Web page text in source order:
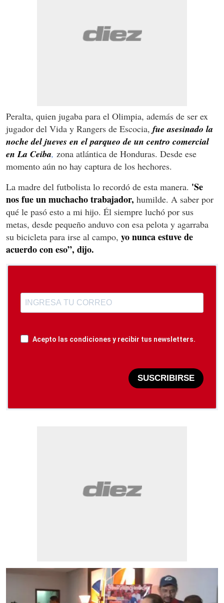
Peralta, quien jugaba para el Olimpia, además de ser ex
jugador del Vida y Rangers de Escocia, fue asesinado la
noche del jueves en el parqueo de un centro comercial
en La Ceiba, zona atlántica de Honduras. Desde ese
momento aún no hay captura de los hechores.
La madre del futbolista lo recordó de esta manera. 'Se
nos fue un muchacho trabajador, humilde. A saber por
qué le pasó esto a mi hijo. Él siempre luchó por sus
metas, desde pequeño anduvo con esa pelota y agarraba
su bicicleta para irse al campo, yo nunca estuve de
acuerdo con eso”, dijo.
Acepto las condiciones y recibir tus newsletters.
SUSCRIBIRSE